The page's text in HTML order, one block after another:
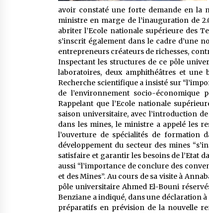
avoir constaté une forte demande en la
ministre en marge de l’inauguration de
abriter l’Ecole nationale supérieure des
s’inscrit également dans le cadre d’une
entrepreneurs créateurs de richesses,
Inspectant les structures de ce pôle
laboratoires, deux amphithéâtres et une
Recherche scientifique a insisté sur
de l’environnement socio-
Rappelant que l’Ecole nationale
saison universitaire, avec l’introduction
dans les mines, le ministre a appelé les
l’ouverture de spécialités de formation
développement du secteur des mines
satisfaire et garantir les besoins de l’Etat
aussi “l’importance de conclure des
et des Mines”. Au cours de sa visite à
pôle universitaire Ahmed El-Bouni
Benziane a indiqué, dans une déclaration
préparatifs en prévision de la nouvelle